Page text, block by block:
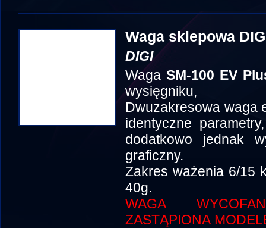
Waga sklepowa
DIGI
WagaSM-100 EV
wysięgniku,
Dwuzakresowa waga
identyczne
dodatkowo jednak
graficzny.
Zakres ważenia 6/15
40g.
WAGA
ZASTĄPIONA